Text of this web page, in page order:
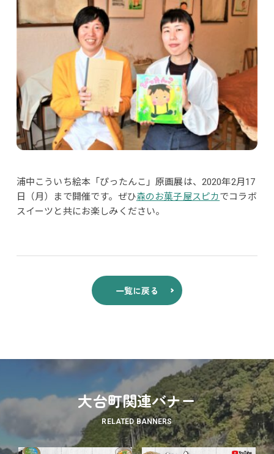
浦中こういち絵本「ぴったんこ」原画展は、2020年2月17
日（月）まで開催です。ぜひ森のお菓子屋スピカでコラボ
スイーツと共にお楽しみください。
一覧に戻る
大台町関連バナー
RELATED BANNERS